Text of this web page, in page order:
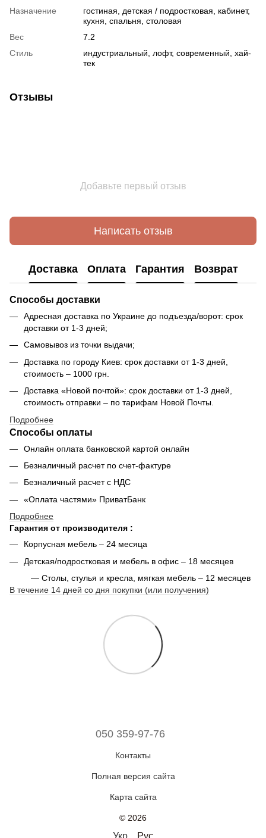
Назначение
гостиная, детская / подростковая, кабинет,
кухня, спальня, столовая
Вес
7.2
Стиль
индустриальный, лофт, современный, хай-
тек
Отзывы
Добавьте первый отзыв
Написать отзыв
Доставка Оплата Гарантия Возврат
Способы доставки
Адресная доставка по Украине до подъезда/ворот: срок
доставки от 1-3 дней;
Самовывоз из точки выдачи;
Доставка по городу Киев: срок доставки от 1-3 дней,
стоимость – 1000 грн.
Доставка «Новой почтой»: срок доставки от 1-3 дней,
стоимость отправки – по тарифам Новой Почты.
Подробнее
Способы оплаты
Онлайн оплата банковской картой онлайн
Безналичный расчет по счет-фактуре
Безналичный расчет с НДС
«Оплата частями» ПриватБанк
Подробнее
Гарантия от производителя :
Корпусная мебель – 24 месяца
Детская/подростковая и мебель в офис – 18 месяцев
— Столы, стулья и кресла, мягкая мебель – 12 месяцев
В течение 14 дней со дня покупки (или получения)
050 359-97-76
Контакты
Полная версия сайта
Карта сайта
© 2026
Укр Рус